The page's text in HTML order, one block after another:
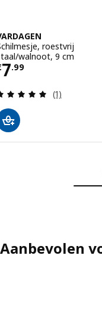
roestvrij
walnoot, 9 cm
7.99 € 7.99
(1)
Aanbevolen